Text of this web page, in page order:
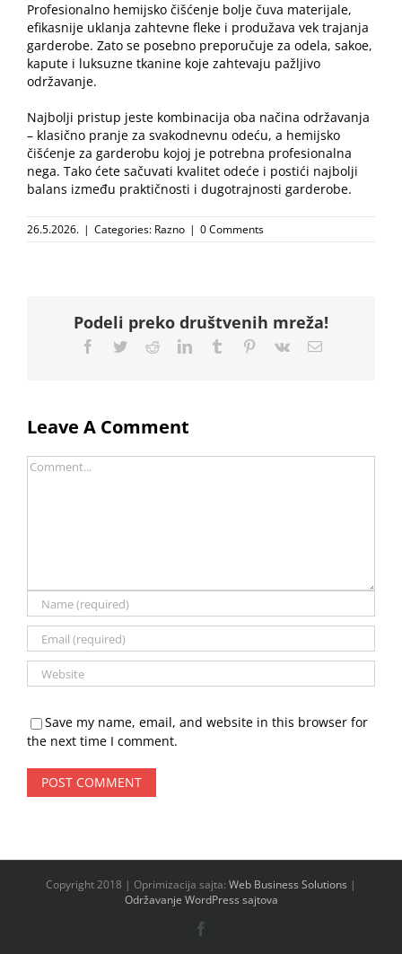
Profesionalno hemijsko čišćenje bolje čuva materijale,
efikasnije uklanja zahtevne fleke i produžava vek trajanja
garderobe. Zato se posebno preporučuje za odela, sakoe,
kapute i luksuzne tkanine koje zahtevaju pažljivo
održavanje.
Najbolji pristup jeste kombinacija oba načina održavanja
– klasično pranje za svakodnevnu odeću, a hemijsko
čišćenje za garderobu kojoj je potrebna profesionalna
nega. Tako ćete sačuvati kvalitet odeće i postići najbolji
balans između praktičnosti i dugotrajnosti garderobe.
26.5.2026. | Categories: Razno | 0 Comments
Podeli preko društvenih mreža!
Facebook
TwitterRedditLinkedInTumblr Pinterest
Vk Email
Leave A Comment
Comment
Save my name, email, and website in this browser for
the next time I comment.
Copyright 2018 | Oprimizacija sajta: Web Business Solutions |
Održavanje WordPress sajtova